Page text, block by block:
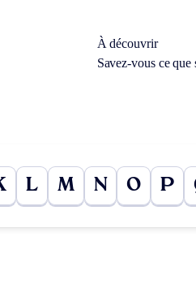
À découvrir
Savez-vous ce
L M N O P